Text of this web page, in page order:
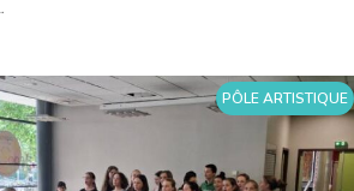
PÔLE ARTISTIQUE